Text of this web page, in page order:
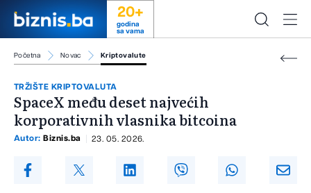
20+
godina
sa vama
Početna Novac Kriptovalute
TRŽIŠTE KRIPTOVALUTA
SpaceX među deset najvećih
korporativnih vlasnika bitcoina
Autor: Biznis.ba 23. 05. 2026.